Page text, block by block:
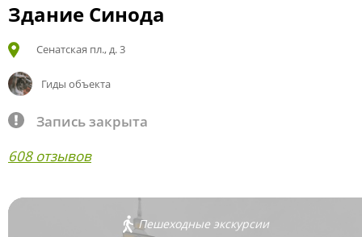
Здание Синода
Сенатская пл., д. 3
Гиды объекта
Запись закрыта
608 отзывов
Пешеходные экскурсии